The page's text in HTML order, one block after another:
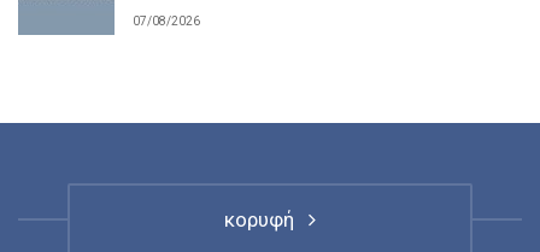
07/08/2026
κορυφή